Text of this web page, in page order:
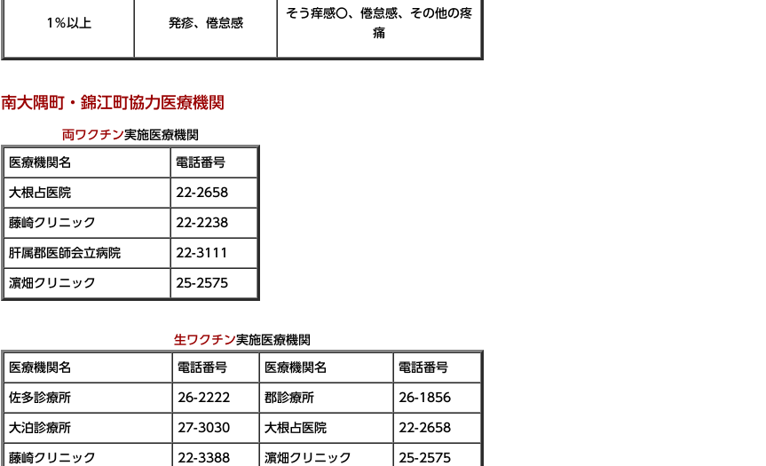
1％以上 発疹、倦怠感
そう痒感〇、倦怠感、その他の疼
痛
南大隅町・錦江町協力医療機関
両ワクチン実施医療機関
医療機関名 電話番号
大根占医院 22-2658
藤崎クリニック 22-2238
肝属郡医師会立病院 22-3111
濵畑クリニック 25-2575
生ワクチン実施医療機関
医療機関名 電話番号 医療機関名 電話番号
佐多診療所 26-2222 郡診療所 26-1856
大泊診療所 27-3030 大根占医院 22-2658
藤崎クリニック 22-3388 濵畑クリニック 25-2575